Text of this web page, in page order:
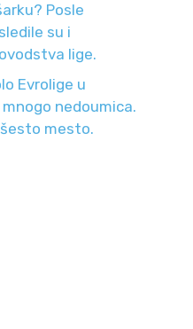
Posle
su i
lige.
Evrolige u
nedoumica.
mesto.